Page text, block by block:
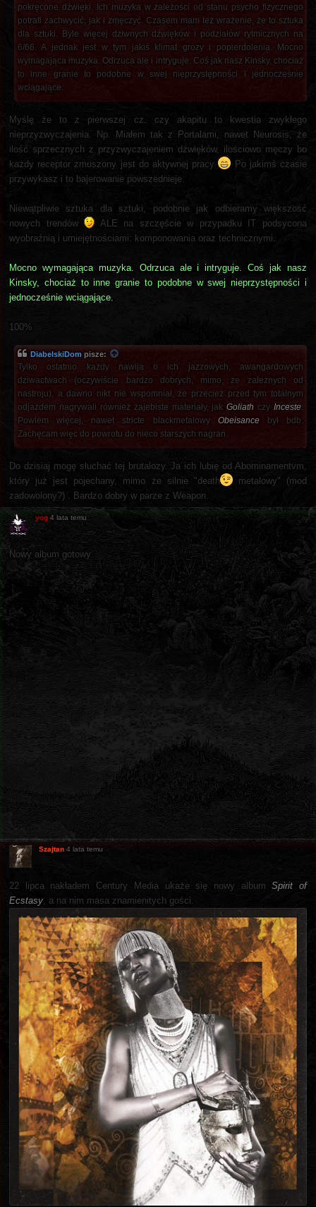
pokręcone dźwięki. Ich muzyka w zależości od stanu psycho fizycznego
potrafi zachwycić, jak i zmęczyć. Czasem mam też wrażenie, że to sztuka
dla sztuki. Byle więcej dziwnych dźwięków i podziałów rytmicznych na
6/66. A jednak jest w tym jakiś klimat grozy i popierdolenia. Mocno
wymagająca muzyka. Odrzuca ale i intryguje. Coś jak nasz Kinsky, chociaż
to inne granie to podobne w swej nieprzystępności i jednocześnie
wciągające.
Myślę że to z pierwszej cz. czy akapitu to kwestia zwykłego
nieprzyzwyczajenia. Np. Miałem tak z Portalami, nawet Neurosis, że
ilość sprzecznych z przyzwyczajeniem dźwięków, ilościowo męczy bo
każdy receptor zmuszony jest do aktywnej pracy
Po jakimś czasie
przywykasz i to bajerowanie powszednieje.
Niewątpliwie sztuka dla sztuki, podobnie jak odbieramy większość
nowych trendów
ALE na szczęście w przypadku IT podsycona
wyobraźnią i umiejętnościami: komponowania oraz technicznymi.
Mocno wymagająca muzyka. Odrzuca ale i intryguje. Coś jak nasz
Kinsky, chociaż to inne granie to podobne w swej nieprzystępności i
jednocześnie wciągające.
100%
DiabelskiDom pisze:
Tylko ostatnio każdy nawija o ich jazzowych, awangardowych
dziwactwach (oczywiście bardzo dobrych, mimo, że zależnych od
nastroju), a dawno nikt nie wspomniał, że przecież przed tym totalnym
odjazdem nagrywali również zajebiste materiały, jakGoliath czy Inceste.
Powiem więcej, nawet stricte blackmetalowy Obeisancebył bdb.
Zachęcam więc do powrotu do nieco starszych nagrań.
Do dzisiaj mogę słuchać tej brutalozy. Ja ich lubię od Abominamentvm,
który już jest pojechany, mimo że silnie "death
metalowy" (mod
zadowolony?) . Bardzo dobry w parze z Weapon.
yog 4 lata temu
Nowy album gotowy.
Szajtan 4 lata temu
22 lipca nakładem Century Media ukaże się nowy albumSpirit of
Ecstasy, a na nim masa znamienitych gości.